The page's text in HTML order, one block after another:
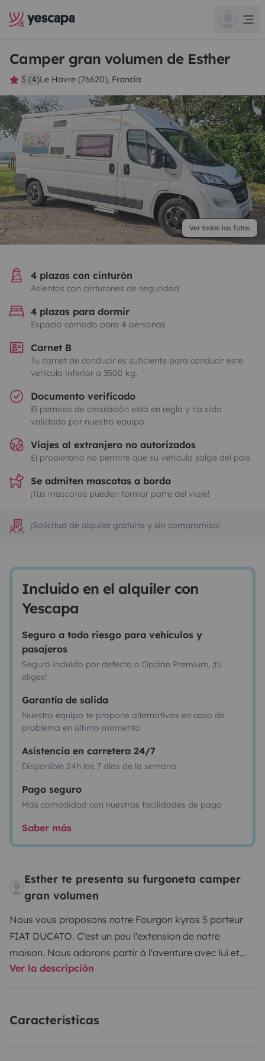
Camper gran volumen de Esther
5 (4)Le Havre (76620), Francia
Ver todas las fotos
4 plazas con cinturón
Asientos con cinturones de seguridad
4 plazas para dormir
Espacio cómodo para 4 personas
Carnet B
Tu carnet de conducir es suficiente para conducir este
vehículo inferior a 3500 kg.
Documento verificado
El permiso de circulación está en regla y ha sido
validado por nuestro equipo
Viajes al extranjero no autorizados
El propietario no permite que su vehículo salga del país
Se admiten mascotas a bordo
¡Tus mascotas pueden formar parte del viaje!
¡Solicitud de alquiler gratuita y sin compromiso!
Incluido en el alquiler con
Yescapa
Seguro a todo riesgo para vehículos y
pasajeros
Seguro incluido por defecto o Opción Premium, ¡tú
eliges!
Garantía de salida
Nuestro equipo te propone alternativas en caso de
problema en último momento.
Asistencia en carretera 24/7
Disponible 24h los 7 días de la semana
Pago seguro
Más comodidad con nuestras facilidades de pago
Saber más
Esther te presenta su furgoneta camper
gran volumen
Nous vous proposons notre Fourgon kyros 5 porteur
FIAT DUCATO. C'est un peu l'extension de notre
maison. Nous adorons partir à l'aventure avec lui et
notre 'tribu' 😊4 places assises et 4 couchages
Yescapa.Nous vous proposons notre fourgon
Ver la descripción
Características